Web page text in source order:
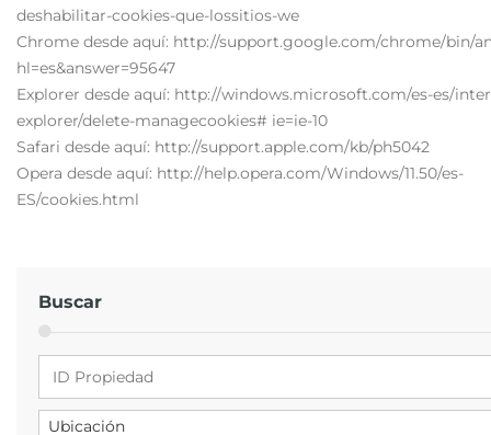
deshabilitar-cookies-que-lossitios-we
Chrome desde aquí: http://support.google.com/chrome/bin/
hl=es&answer=95647
Explorer desde aquí: http://windows.microsoft.com/es-es/
explorer/delete-managecookies# ie=ie-10
Safari desde aquí: http://support.apple.com/kb/ph5042
Opera desde aquí: http://help.opera.com/Windows/11.50/es-
ES/cookies.html
Buscar